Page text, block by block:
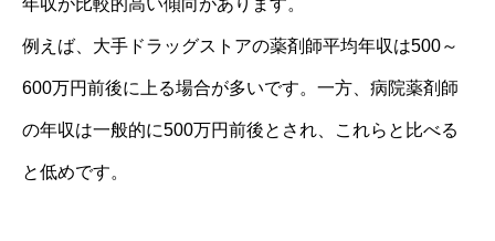
例えば、大手ドラッグストアの薬剤師平均年収は500～
600万円前後に上る場合が多いです。一方、病院薬剤師
の年収は一般的に500万円前後とされ、これらと比べる
と低めです。